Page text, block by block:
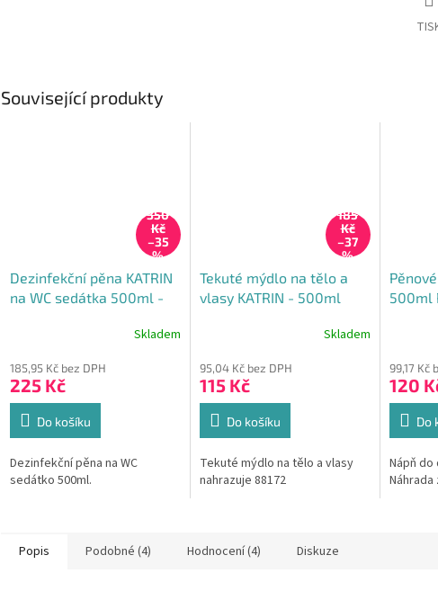
Související produkty
350
Kč
–35
%
Dezinfekční pěna KATRIN
na WC sedátka 500ml -
Skladem
185,95 Kč bez DPH
225 Kč
Do košíku
Dezinfekční pěna na WC
sedátko 500ml.
185
Kč
–37
%
Tekuté mýdlo na tělo a
vlasy KATRIN - 500ml
Skladem
95,04 Kč bez DPH
115 Kč
Do košíku
Tekuté mýdlo na tělo a vlasy
nahrazuje 88172
500ml
99,17 Kč
120
Do
Nápň do
Náhrada
Popis Podobné (4) Hodnocení (4) Diskuze